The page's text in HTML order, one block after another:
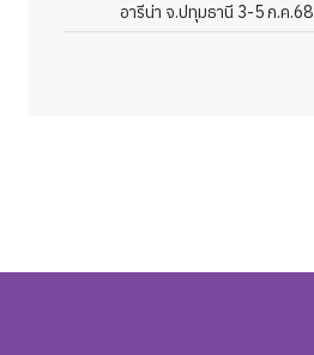
อารีน่า จ.ปทุมธานี 3-5 ก.ค.68